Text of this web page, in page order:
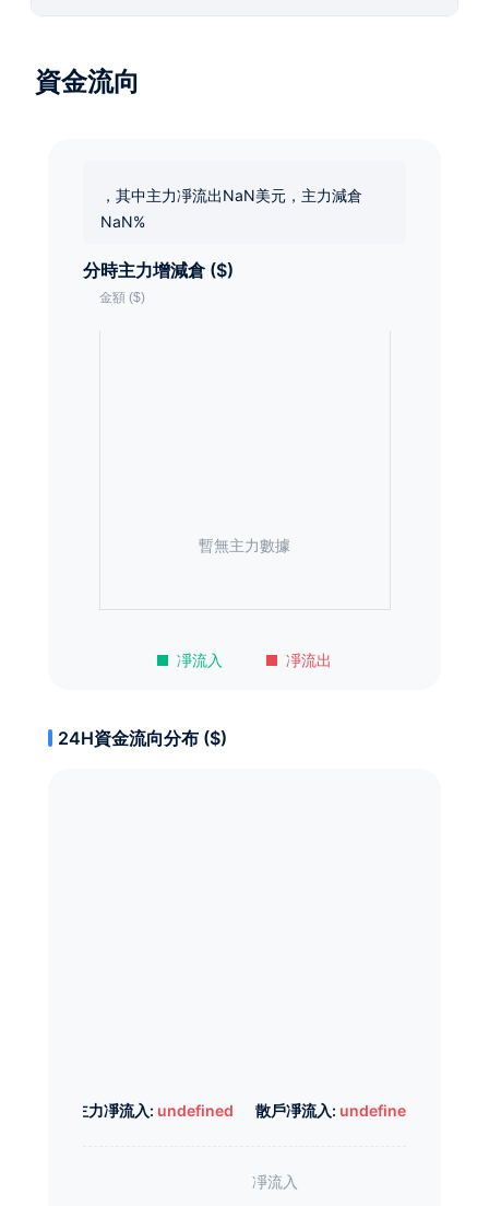
資金流向
，其中主力凈流出NaN美元，主力減倉
NaN%
分時主力增減倉 ($)
凈流入 凈流出
暫無主力數據
24H資金流向分布 ($)
主力凈流入: undefined 散戶凈流入: undefined